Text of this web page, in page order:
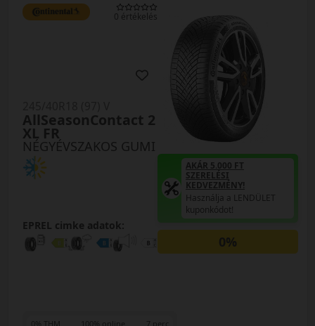
0 értékelés
NÉGYÉVSZAKOS GUMI
AllSeasonContact 2
XL FR
EPREL cimke adatok:
AKÁR 5.000 FT
SZERELÉSI
KEDVEZMÉNY!
Használja a LENDÜLET
kuponkódot!
0%
0% THM 100% online 7 perc